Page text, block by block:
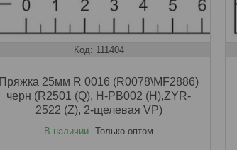
111404
Пряжка 25мм R 0016 (R0078\MF2886)
черн (R2501 (Q), H-PB002 (H),ZYR-
2522 (Z), 2-щелевая VP)
В наличии Только оптом